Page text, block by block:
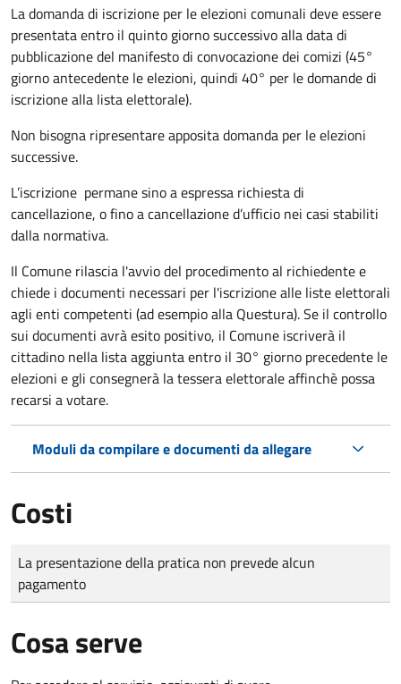
La domanda di iscrizione per le elezioni comunali deve essere
presentata entro il quinto giorno successivo alla data di
pubblicazione del manifesto di convocazione dei comizi (45°
giorno antecedente le elezioni, quindi 40° per le domande di
iscrizione alla lista elettorale).
Non bisogna ripresentare apposita domanda per le elezioni
successive.
L’iscrizione permane sino a espressa richiesta di
cancellazione, o fino a cancellazione d’ufficio nei casi stabiliti
dalla normativa.
Il Comune rilascia l'avvio del procedimento al richiedente e
chiede i documenti necessari per l'iscrizione alle liste elettorali
agli enti competenti (ad esempio alla Questura). Se il controllo
sui documenti avrà esito positivo, il Comune iscriverà il
cittadino nella lista aggiunta entro il 30° giorno precedente le
elezioni e gli consegnerà la tessera elettorale affinchè possa
recarsi a votare.
Moduli da compilare e documenti da allegare
Costi
Tipo di pagamento
Importo
La presentazione della pratica non prevede alcun
pagamento
Cosa serve